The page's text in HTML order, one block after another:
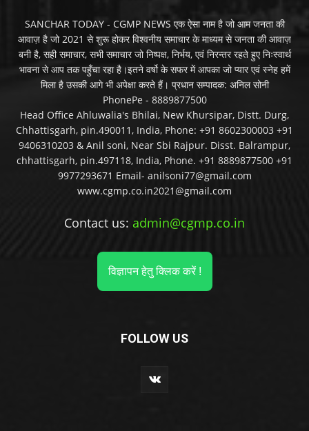
SANCHAR TODAY - CGMP NEWS एक ऐसा नाम है जो आम जनता की
आवाज़ है जो 2021 से शुरू होकर विश्वनीय समाचार के माध्यम से जनता की आवाज़
बनी है, सही समाचार, सभी समाचार जो निष्पक्ष, निर्भय, एवं निरन्तर रहते हुए निःस्वार्थ
भावना से आप तक पहुँचा रहा है।इतने वर्षो के सफर में आपका जो प्यार एवं स्नेह हमें
मिला है उसकी आगे भी अपेक्षा करते हैं। प्रधान सम्पादक: अनिल सोनी
PhonePe - 8889877500
Head Office Ahluwalia's Bhilai, New Khursipar, Distt. Durg,
Chhattisgarh, pin.490011, India, Phone: +91 8602300003 +91
9406310203 & Anil soni, Near Sbi Rajpur. Disst. Balrampur,
chhattisgarh, pin.497118, India, Phone. +91 8889877500 +91
9977293671 Email- anilsoni77@gmail.com
www.cgmp.co.in2021@gmail.com
Contact us: admin@cgmp.co.in
विज्ञापन हेतु क्लिक करें !
FOLLOW US